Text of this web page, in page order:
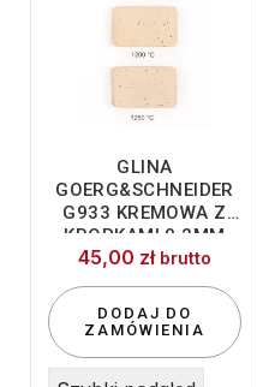
GLINA
GOERG&SCHNEIDER
G933 KREMOWA Z
KROPKAMI 0,2MM
SZAMOT 10KG
45,00 zł brutto
DODAJ DO
ZAMÓWIENIA